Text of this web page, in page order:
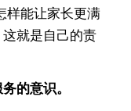
样能让家长更满
就是自己的责
的意识。